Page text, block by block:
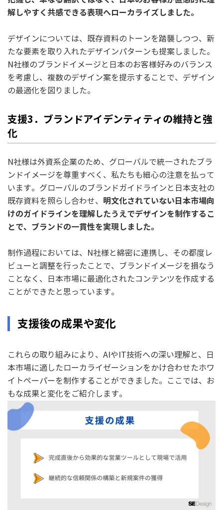
解しやすく共感できる表現へローカライズしました。
デザインについては、既存資料のトーンを踏襲しつつ、新
たな要素を取り入れたデザインパターンも提案しました。
N社様のブランドイメージと日本のお客様好みのバランス
を考慮し、複数のデザイン案を提示することで、デザイン
の最適化を図りました。
支援3．ブランドアイデンティティの維持と強
化
N社様は外資系企業のため、グローバルで統一されたブラ
ンドイメージを尊重すべく、私たちも細心の注意を払って
います。グローバルのブランドガイドラインと日本支社の
既存資料を照らし合わせ、 明文化されていない日本市場向
けのガイドラインを理解したうえでデザインを制作するこ
とで、ブランドの一貫性を実現しました。
制作過程においては、N社様と綿密に連携し、その都度レ
ビューと調整を行ったことで、ブランドイメージを損なう
ことなく、日本市場に最適化されたコンテンツを作成する
ことができたと思っています。
支援後の成果や変化
これらの取り組みにより、AIやIT技術への深い理解と、日
本市場に適したローカライゼーションをかけ合わせたホワ
イトペーパーを制作することができました。ここでは、お
もな成果と変化をご紹介します。